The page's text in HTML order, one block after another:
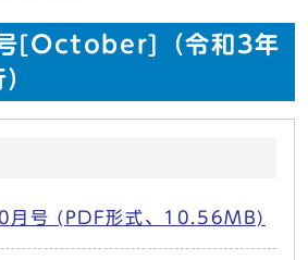
[October]（令和3年
月号 (PDF形式、10.56MB)